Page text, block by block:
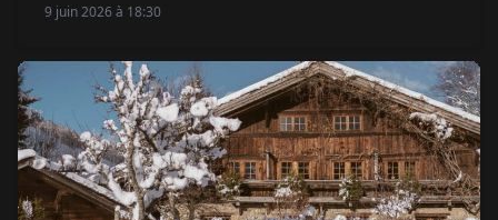
9 juin 2026 à 18:30